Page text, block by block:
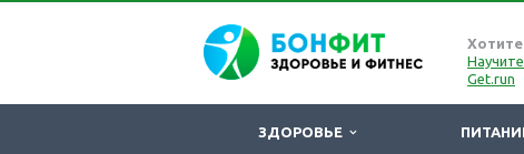
Get.run
ЗДОРОВЬЕ